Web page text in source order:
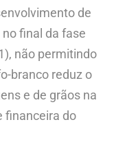
de
no final da fase
não permitindo
branco reduz o
e de grãos na
financeira do